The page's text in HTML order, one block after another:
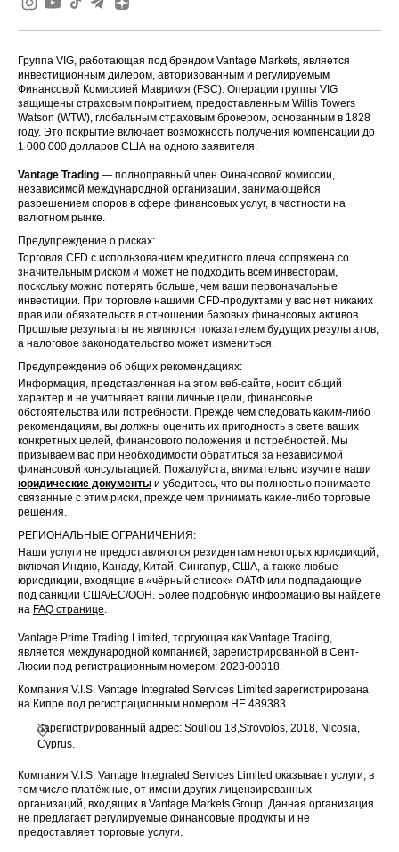
Группа VIG, работающая под брендом Vantage Markets, является
инвестиционным дилером, авторизованным и регулируемым
Финансовой Комиссией Маврикия (FSC). Операции группы VIG
защищены страховым покрытием, предоставленным Willis Towers
Watson (WTW), глобальным страховым брокером, основанным в 1828
году. Это покрытие включает возможность получения компенсации до
1 000 000 долларов США на одного заявителя.
Vantage Trading — полноправный член Финансовой комиссии,
независимой международной организации, занимающейся
разрешением споров в сфере финансовых услуг, в частности на
валютном рынке.
Предупреждение о рисках:
Торговля CFD с использованием кредитного плеча сопряжена со
значительным риском и может не подходить всем инвесторам,
поскольку можно потерять больше, чем ваши первоначальные
инвестиции. При торговле нашими CFD-продуктами у вас нет никаких
прав или обязательств в отношении базовых финансовых активов.
Прошлые результаты не являются показателем будущих результатов,
а налоговое законодательство может измениться.
Предупреждение об общих рекомендациях:
Информация, представленная на этом веб-сайте, носит общий
характер и не учитывает ваши личные цели, финансовые
обстоятельства или потребности. Прежде чем следовать каким-либо
рекомендациям, вы должны оценить их пригодность в свете ваших
конкретных целей, финансового положения и потребностей. Мы
призываем вас при необходимости обратиться за независимой
финансовой консультацией. Пожалуйста, внимательно изучите наши
юридические документы и убедитесь, что вы полностью понимаете
связанные с этим риски, прежде чем принимать какие-либо торговые
решения.
РЕГИОНАЛЬНЫЕ ОГРАНИЧЕНИЯ:
Наши услуги не предоставляются резидентам некоторых юрисдикций,
включая Индию, Канаду, Китай, Сингапур, США, а также любые
юрисдикции, входящие в «чёрный список» ФАТФ или подпадающие
под санкции США/ЕС/ООН. Более подробную информацию вы найдёте
на FAQ странице.
Vantage Prime Trading Limited, торгующая как Vantage Trading,
является международной компанией, зарегистрированной в Сент-
Люсии под регистрационным номером: 2023-00318.
Компания V.I.S. Vantage Integrated Services Limited зарегистрирована
на Кипре под регистрационным номером HE 489383.
Зарегистрированный адрес: Souliou 18,Strovolos, 2018, Nicosia,
Cyprus.
Компания V.I.S. Vantage Integrated Services Limited оказывает услуги, в
том числе платёжные, от имени других лицензированных
организаций, входящих в Vantage Markets Group. Данная организация
не предлагает регулируемые финансовые продукты и не
предоставляет торговые услуги.